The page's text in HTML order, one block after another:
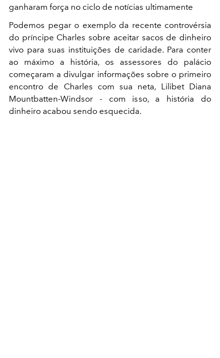
ganharam força no ciclo de notícias ultimamente
Podemos pegar o exemplo da recente controvérsia
do príncipe Charles sobre aceitar sacos de dinheiro
vivo para suas instituições de caridade. Para conter
ao máximo a história, os assessores do palácio
começaram a divulgar informações sobre o primeiro
encontro de Charles com sua neta, Lilibet Diana
Mountbatten-Windsor - com isso, a história do
dinheiro acabou sendo esquecida.